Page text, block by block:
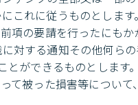
これに従うものとします
項の要請を行ったにも
対する通知その他何ら
とができるものとします
て被った損害等につい